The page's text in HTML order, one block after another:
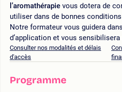
l’aromathérapie vous dotera de
utiliser dans de bonnes
Notre formateur vous guidera
d’application et vous
Consulter nos modalités et délais
d'accès
Programme